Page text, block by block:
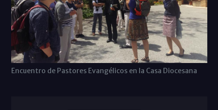
Encuentro de Pastores Evangélicos en la Casa Diocesana